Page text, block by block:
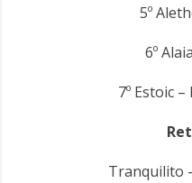
5º
6º
7º Estoic
Tranquilito